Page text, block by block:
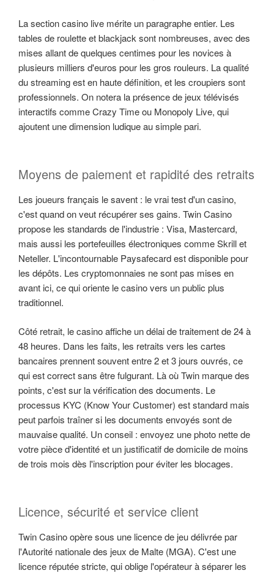
La section casino live mérite un paragraphe entier. Les
tables de roulette et blackjack sont nombreuses, avec des
mises allant de quelques centimes pour les novices à
plusieurs milliers d'euros pour les gros rouleurs. La qualité
du streaming est en haute définition, et les croupiers sont
professionnels. On notera la présence de jeux télévisés
interactifs comme Crazy Time ou Monopoly Live, qui
ajoutent une dimension ludique au simple pari.
Moyens de paiement et rapidité des retraits
Les joueurs français le savent : le vrai test d'un casino,
c'est quand on veut récupérer ses gains. Twin Casino
propose les standards de l'industrie : Visa, Mastercard,
mais aussi les portefeuilles électroniques comme Skrill et
Neteller. L'incontournable Paysafecard est disponible pour
les dépôts. Les cryptomonnaies ne sont pas mises en
avant ici, ce qui oriente le casino vers un public plus
traditionnel.
Côté retrait, le casino affiche un délai de traitement de 24 à
48 heures. Dans les faits, les retraits vers les cartes
bancaires prennent souvent entre 2 et 3 jours ouvrés, ce
qui est correct sans être fulgurant. Là où Twin marque des
points, c'est sur la vérification des documents. Le
processus KYC (Know Your Customer) est standard mais
peut parfois traîner si les documents envoyés sont de
mauvaise qualité. Un conseil : envoyez une photo nette de
votre pièce d'identité et un justificatif de domicile de moins
de trois mois dès l'inscription pour éviter les blocages.
Licence, sécurité et service client
Twin Casino opère sous une licence de jeu délivrée par
l'Autorité nationale des jeux de Malte (MGA). C'est une
licence réputée stricte, qui oblige l'opérateur à séparer les